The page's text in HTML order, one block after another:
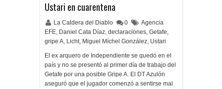
Ustari en cuarentena
La Caldera del Diablo 0
Agencia
EFE, Daniel Cata Díaz, declaraciones, Getafe,
gripe A, Licht, Miguel Míchel González, Ustari
El ex arquero de Independiente se quedó en el
país y no se presentó al primer día de trabajo del
Getafe por una posible Gripe A. El DT Azulón
aseguró que el jugador comenzó a sentirse mal